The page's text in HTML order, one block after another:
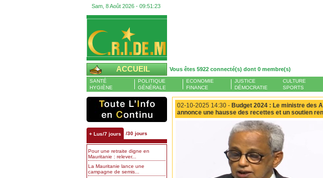
Sam, 8 Août 2026 - 09:51:24
ACCUEIL Vous êtes 5922 connecté(s) dont 0 membre(s)
SANTÉ
HYGIÈNE
POLITIQUE
GÉNÉRALE
ECONOMIE
FINANCE
JUSTICE
DÉMOCRATIE
CULTURE
SPORTS
+ Lus/7 jours /30 jours
Pour une retraite digne en
Mauritanie : relever...
La Mauritanie lance une
campagne de semis...
02-10-2025 14:30 - Budget 2024 : Le ministre des
annonce une hausse des recettes et un soutien